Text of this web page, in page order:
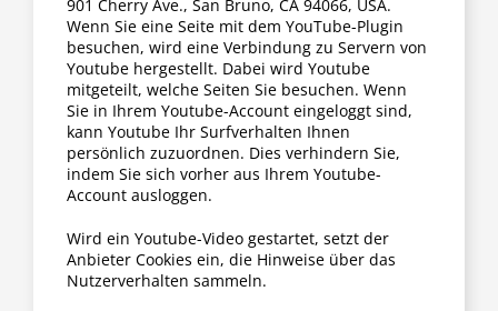
901 Cherry Ave., San Bruno, CA 94066, USA.
Wenn Sie eine Seite mit dem YouTube-Plugin
besuchen, wird eine Verbindung zu Servern von
Youtube hergestellt. Dabei wird Youtube
mitgeteilt, welche Seiten Sie besuchen. Wenn
Sie in Ihrem Youtube-Account eingeloggt sind,
kann Youtube Ihr Surfverhalten Ihnen
persönlich zuzuordnen. Dies verhindern Sie,
indem Sie sich vorher aus Ihrem Youtube-
Account ausloggen.
Wird ein Youtube-Video gestartet, setzt der
Anbieter Cookies ein, die Hinweise über das
Nutzerverhalten sammeln.